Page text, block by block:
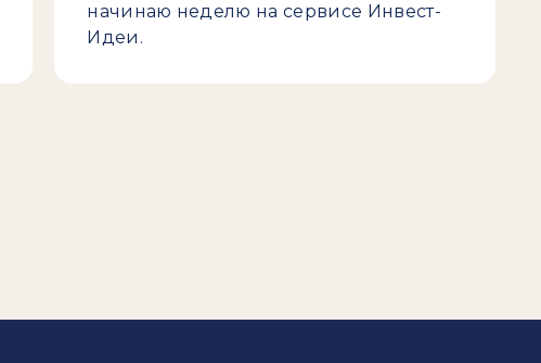
начинаю неделю на сервисе Инвест-
Идеи.